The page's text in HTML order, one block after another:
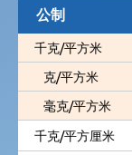
公制
千克/平方米
克/平方米
毫克/平方米
千克/平方厘米